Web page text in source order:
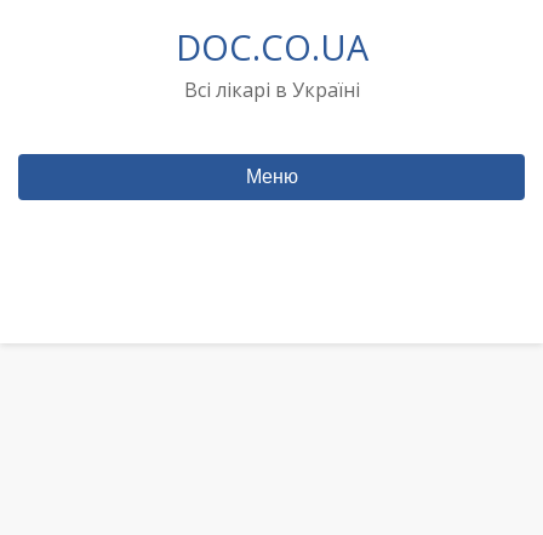
DOC.CO.UA
Всі лікарі в Україні
Меню